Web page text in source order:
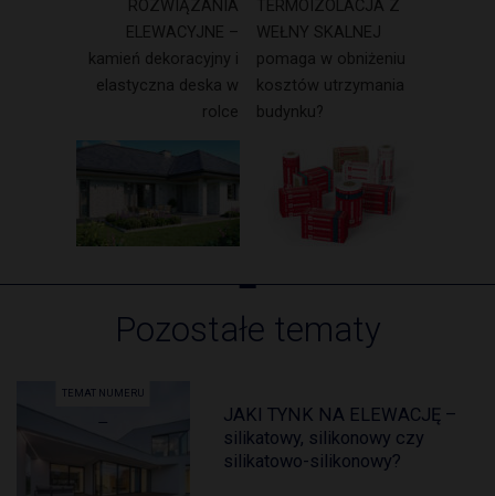
ROZWIĄZANIA
ELEWACYJNE –
kamień dekoracyjny i
elastyczna deska w
rolce
TERMOIZOLACJA Z
WEŁNY SKALNEJ
pomaga w obniżeniu
kosztów utrzymania
budynku?
Pozostałe tematy
TEMAT NUMERU
JAKI TYNK NA ELEWACJĘ –
silikatowy, silikonowy czy
silikatowo-silikonowy?